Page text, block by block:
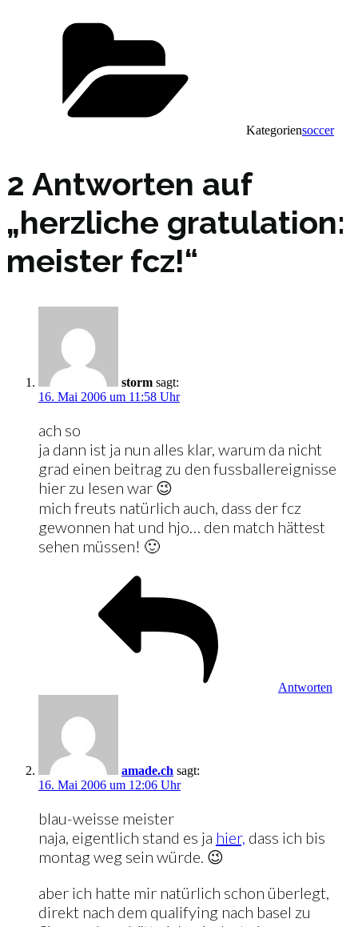
Kategoriensoccer
2 Antworten auf
„herzliche gratulation:
meister fcz!“
storm sagt:
16. Mai 2006 um 11:58 Uhr
ach so
ja dann ist ja nun alles klar, warum da nicht
grad einen beitrag zu den fussballereignisse
hier zu lesen war 😉
mich freuts natürlich auch, dass der fcz
gewonnen hat und hjo… den match hättest
sehen müssen! 🙂
Antworten
amade.ch sagt:
16. Mai 2006 um 12:06 Uhr
blau-weisse meister
naja, eigentlich stand es ja hier, dass ich bis
montag weg sein würde. 😉
aber ich hatte mir natürlich schon überlegt,
direkt nach dem qualifying nach basel zu